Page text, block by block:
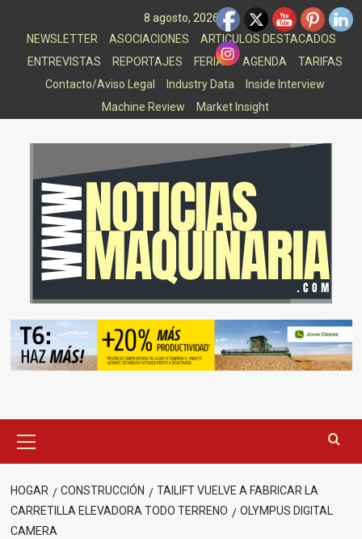
8 agosto, 2026
NEWSLETTER
ASOCIACIONES
ARTICULOS DESTACADOS
ENTREVISTAS
REPORTAJES FERIAS AGENDA
TARIFAS
Contacto/Aviso Legal
Industry Data
Inside Interview
Machine Review
Market Insight
principal
HOGAR CONSTRUCCIÓN
TAILIFT VUELVE A FABRICAR LA
CARRETILLA ELEVADORA TODO TERRENO
OLYMPUS DIGITAL
CAMERA